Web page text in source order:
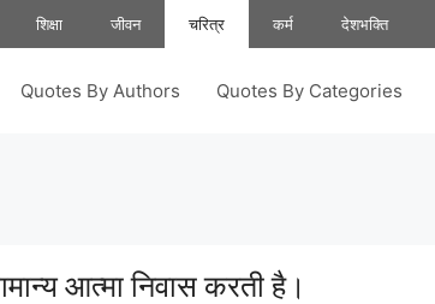
शिक्षा जीवन चरित्र कर्म देशभक्ति
Quotes By Authors Quotes By Categories
आत्मा निवास करती है।